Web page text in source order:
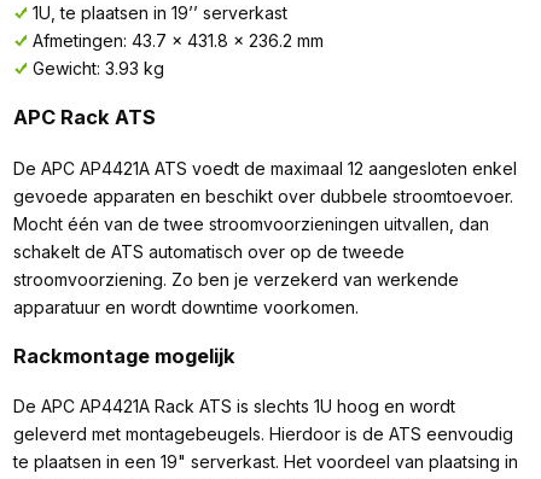
1U, te plaatsen in 19’’ serverkast
Afmetingen: 43.7 x 431.8 x 236.2 mm
Gewicht: 3.93 kg
APC Rack ATS
De APC AP4421A ATS voedt de maximaal 12 aangesloten enkel
gevoede apparaten en beschikt over dubbele stroomtoevoer.
Mocht één van de twee stroomvoorzieningen uitvallen, dan
schakelt de ATS automatisch over op de tweede
stroomvoorziening. Zo ben je verzekerd van werkende
apparatuur en wordt downtime voorkomen.
Rackmontage mogelijk
De APC AP4421A Rack ATS is slechts 1U hoog en wordt
geleverd met montagebeugels. Hierdoor is de ATS eenvoudig
te plaatsen in een 19" serverkast. Het voordeel van plaatsing in